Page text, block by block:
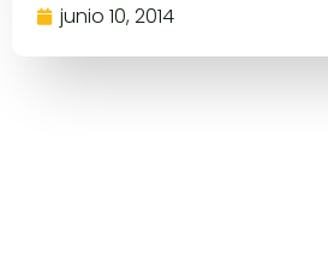
junio 10, 2014